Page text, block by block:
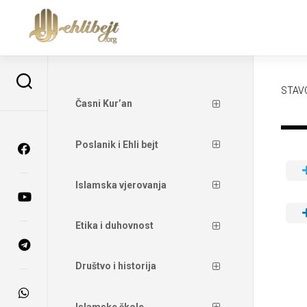
Časni Kur’an
Poslanik i Ehli bejt
Islamska vjerovanja
Etika i duhovnost
Društvo i historija